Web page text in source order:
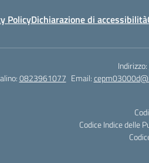
PolicyDichiarazione di accessibilità
Indirizzo:
0823961077 Email:
Codice Indice delle